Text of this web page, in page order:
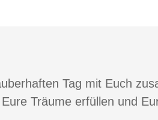
Tag mit Euch
Träume erfüllen und